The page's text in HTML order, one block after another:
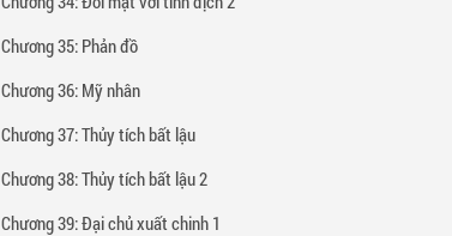
Chương 35: Phản đồ
Chương 36: Mỹ nhân
Chương 37: Thủy tích bất lậu
Chương 38: Thủy tích bất lậu 2
Chương 39: Đại chủ xuất chinh 1